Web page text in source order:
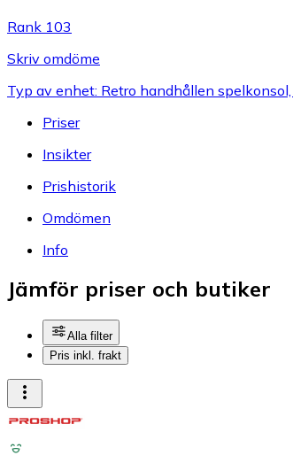
Rank 103
Skriv omdöme
Typ av enhet: Retro handhållen
Priser
Insikter
Prishistorik
Omdömen
Info
Jämför priser och butiker
Alla filter
Pris inkl. frakt